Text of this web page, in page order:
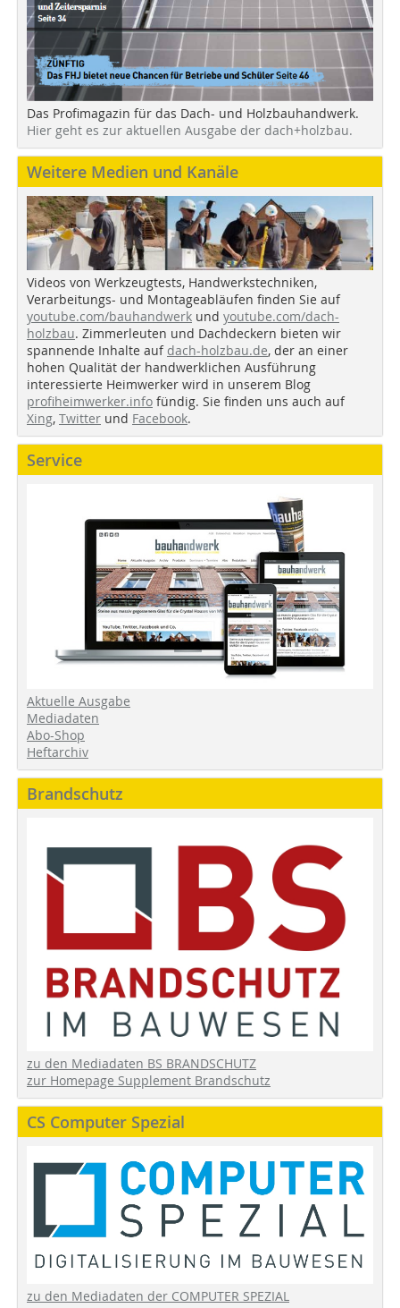
Das Profimagazin für das Dach- und Holzbauhandwerk.
Hier geht es zur aktuellen Ausgabe der dach+holzbau.
Weitere Medien und Kanäle
Videos von Werkzeugtests, Handwerkstechniken,
Verarbeitungs- und Montageabläufen finden Sie auf
youtube.com/bauhandwerk und youtube.com/dach-
holzbau. Zimmerleuten und Dachdeckern bieten wir
spannende Inhalte auf dach-holzbau.de, der an einer
hohen Qualität der handwerklichen Ausführung
interessierte Heimwerker wird in unserem Blog
profiheimwerker.info fündig. Sie finden uns auch auf
Xing, Twitter und Facebook.
Service
Aktuelle Ausgabe
Mediadaten
Abo-Shop
Heftarchiv
Brandschutz
zu den Mediadaten BS BRANDSCHUTZ
zur Homepage Supplement Brandschutz
CS Computer Spezial
zu den Mediadaten der COMPUTER SPEZIAL